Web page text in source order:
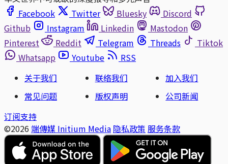
Facebook
Twitter Bluesky
Discord
Github
Instagram Linkedin
Mastodon
Pinterest
Reddit Telegram Threads
Tiktok
Whatsapp
Youtube
RSS
关于我们
联络我们
加入我们
常见问题
版权声明
公司新闻
订阅支持
©2026 端傳媒 Initium Media 隐私政策 服务条款